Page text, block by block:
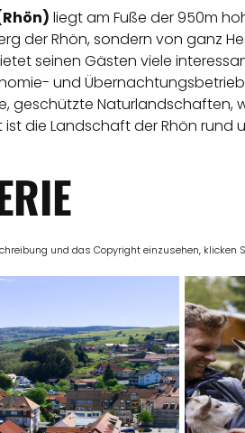
liegt am Fuße der 950m
der Rhön, sondern von ganz
seinen Gästen viele
und
geschützte Naturlandschaften,
die Landschaft der Rhön rund
und das Copyright einzusehen, klicken